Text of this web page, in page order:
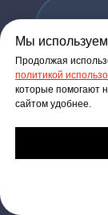
угроз,
на
Мы
Продолжая
политикой
которые помогают
сайтом удобнее.